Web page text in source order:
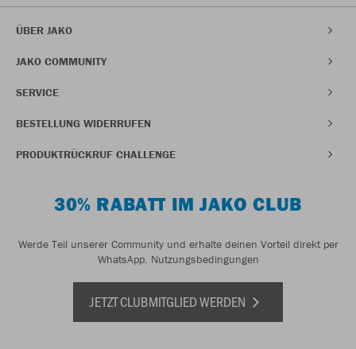
ÜBER JAKO
JAKO COMMUNITY
SERVICE
BESTELLUNG WIDERRUFEN
PRODUKTRÜCKRUF CHALLENGE
30% RABATT IM JAKO CLUB
Werde Teil unserer Community und erhalte deinen Vorteil direkt per
WhatsApp. Nutzungsbedingungen
JETZT CLUBMITGLIED WERDEN